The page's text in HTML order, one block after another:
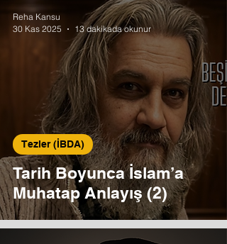
Tarih Boyunca İslam’a
Muhatap Anlayış (2)
Tezler (İBDA)
Reha Kansu
30 Kas 2025
13 dakikada okunur